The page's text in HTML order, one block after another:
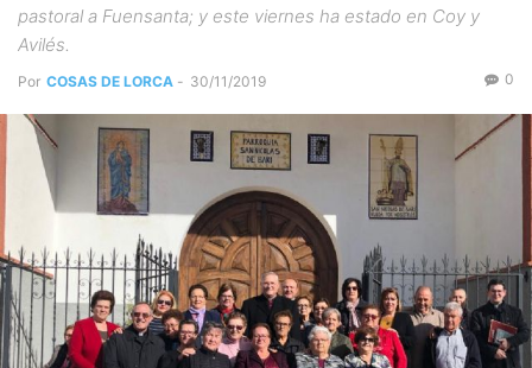
pastoral a Fuensanta; y este viernes ha estado en Coy y
Avilés.
Por COSAS DE LORCA - 30/11/2019 0